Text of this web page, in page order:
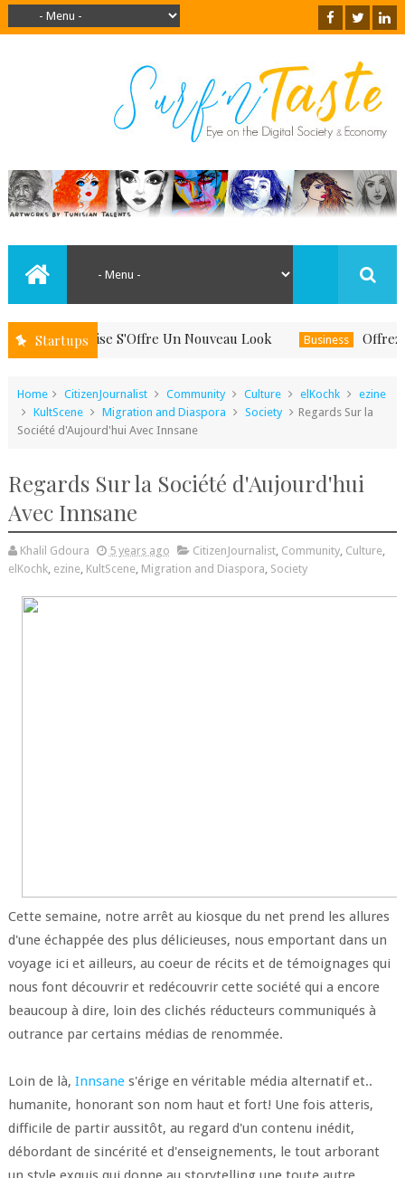
Startups
Le Boise S'Offre Un Nouveau Look Business Offrez-
Home CitizenJournalist Community Culture elKochk
ezine
KultScene
Migration and Diaspora Society
Regards Sur la
Société d'Aujourd'hui Avec Innsane
Regards Sur la Société d'Aujourd'hui
Avec Innsane
Khalil Gdoura 5 years ago CitizenJournalist, Community, Culture,
elKochk, ezine, KultScene, Migration and Diaspora, Society
Cette semaine, notre arrêt au kiosque du net prend les allures
d'une échappée des plus délicieuses, nous emportant dans un
voyage ici et ailleurs, au coeur de récits et de témoignages qui
nous font découvrir et redécouvrir cette société qui a encore
beaucoup à dire, loin des clichés réducteurs communiqués à
outrance par certains médias de renommée.
Loin de là, Innsanes'érige en véritable média alternatif et..
humanite, honorant son nom haut et fort! Une fois atteris,
difficile de partir aussitôt, au regard d'un contenu inédit,
débordant de sincérité et d'enseignements, le tout arborant